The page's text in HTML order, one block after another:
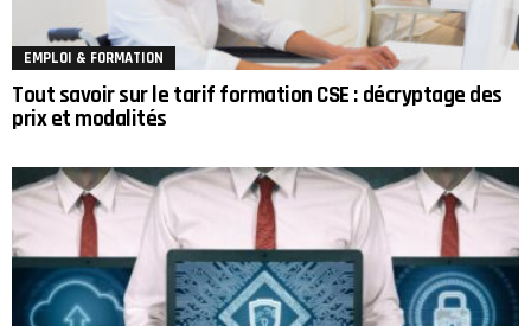
EMPLOI & FORMATION
Tout savoir sur le tarif formation CSE : décryptage des
prix et modalités